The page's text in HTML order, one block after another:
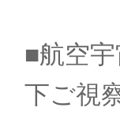
■航空
下ご視